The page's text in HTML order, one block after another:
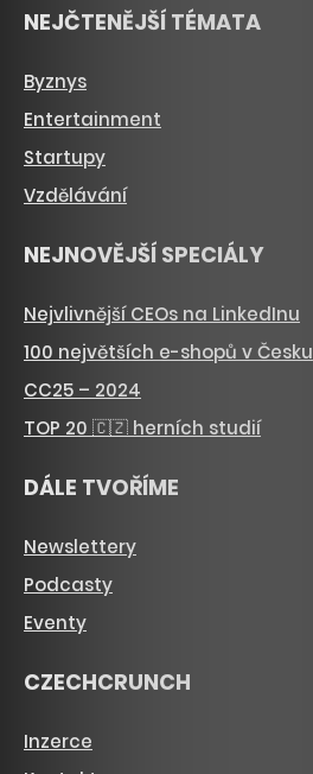
NEJČTENĚJŠÍ TÉMATA
Byznys
Entertainment
Startupy
Vzdělávání
NEJNOVĚJŠÍ SPECIÁLY
Nejvlivnější CEOs na LinkedInu
100 největších e-shopů v Česku
CC25 – 2024
TOP 20 🇨🇿 herních studií
DÁLE TVOŘÍME
Newslettery
Podcasty
Eventy
CZECHCRUNCH
Inzerce